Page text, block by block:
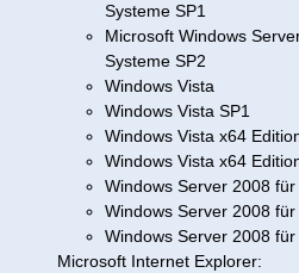
Systeme SP1
Microsoft Windows
Systeme SP2
Windows Vista
Windows Vista SP1
Windows Vista x64
Windows Vista x64
Windows Server 2008
Windows Server 2008
Windows Server 2008
Microsoft Internet Explorer: